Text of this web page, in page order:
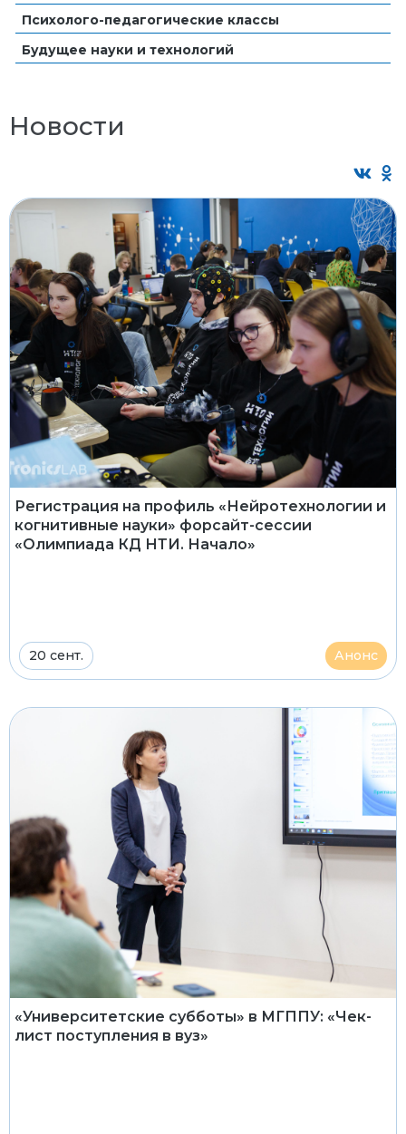
Психолого-педагогические классы
Будущее науки и технологий
Новости
Регистрация на профиль «Нейротехнологии и
когнитивные науки» форсайт-сессии
«Олимпиада КД НТИ. Начало»
20 сент. Анонс
«Университетские субботы» в МГППУ: «Чек-
лист поступления в вуз»